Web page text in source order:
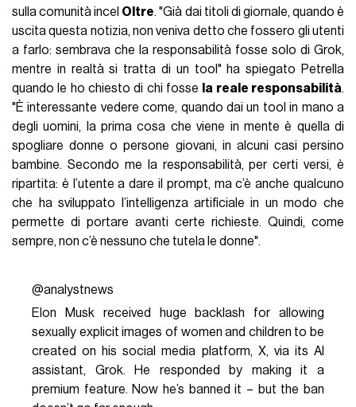
sulla comunità incel Oltre. "Già dai titoli di giornale, quando è
uscita questa notizia, non veniva detto che fossero gli utenti
a farlo: sembrava che la responsabilità fosse solo di Grok,
mentre in realtà si tratta di un tool" ha spiegato Petrella
quando le ho chiesto di chi fosse
la reale responsabilità.
"È interessante vedere come, quando dai un tool in mano a
degli uomini, la prima cosa che viene in mente è quella di
spogliare donne o persone giovani, in alcuni casi persino
bambine. Secondo me la responsabilità, per certi versi, è
ripartita: è l’utente a dare il prompt, ma c’è anche qualcuno
che ha sviluppato l’intelligenza artificiale in un modo che
permette di portare avanti certe richieste. Quindi, come
sempre, non c’è nessuno che tutela le donne".
@analystnews
Elon Musk received huge backlash for allowing
sexually explicit images of women and children to be
created on his social media platform, X, via its AI
assistant, Grok. He responded by making it a
premium feature. Now he’s banned it – but the ban